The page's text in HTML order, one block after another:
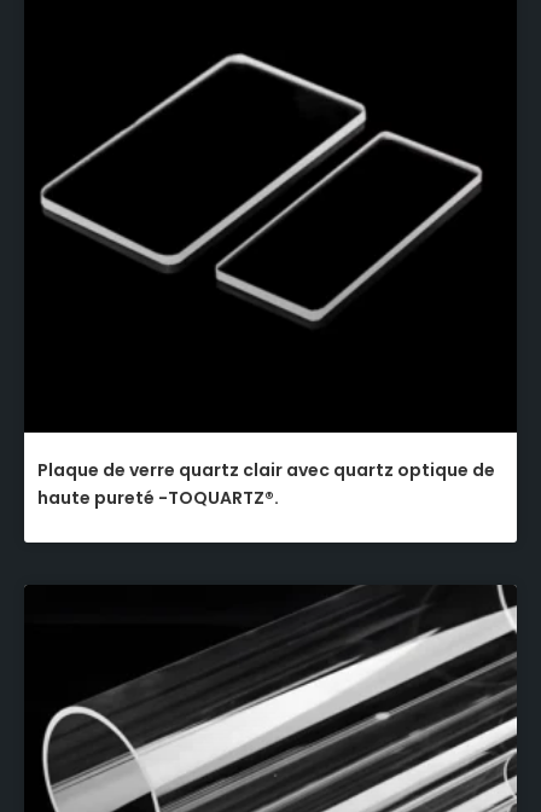
Plaque de verre quartz clair avec quartz optique de
haute pureté -TOQUARTZ®.